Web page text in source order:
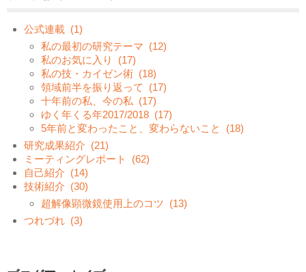
公式連載 (1)
私の最初の研究テーマ (12)
私のお気に入り
(17)
私の技・カイゼン術 (18)
領域前半を振り返って
(17)
十年前の私、今の私 (17)
ゆく年くる年2017/2018 (17)
5年前と変わったこと、変わらないこと
(18)
研究成果紹介 (21)
ミーティングレポート
(62)
自己紹介 (14)
技術紹介 (30)
超解像顕微鏡使用上のコツ (13)
つれづれ (3)